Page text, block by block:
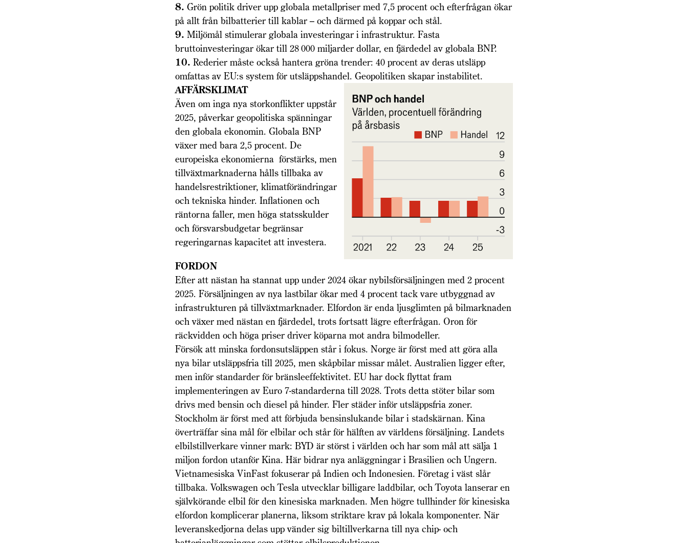
8. Grön politik driver upp globala metallpriser med 7,5 procent och efterfrågan ökar
på allt från bil­batterier till kablar – och därmed på koppar och stål.
9. Miljömål stimulerar globala investeringar i infrastruktur. Fasta
bruttoinvesteringar ökar till 28 000 miljarder dollar, en fjärdedel av globala BNP.
10. Rederier måste också hantera gröna trender: 40 procent av deras utsläpp
omfattas av EU:s system för utsläppshandel. Geopolitiken skapar instabilitet.
AFFÄRSKLIMAT
Även om inga nya storkonflikter uppstår
2025, påverkar geopolitiska spänningar
den globala ekonomin. Globala BNP
växer med bara 2,5 procent. De
europeiska ekonomierna förstärks, men
tillväxtmarknaderna hålls tillbaka av
handelsrestriktioner, klimatförändringar
och tekniska hinder. Inflationen och
räntorna faller, men höga statsskulder
och försvarsbudgetar begränsar
regeringarnas kapacitet att investera.
FORDON
Efter att nästan ha stannat upp under 2024 ökar nybilsförsäljningen med 2 procent
2025. Försäljningen av nya lastbilar ökar med 4 procent tack vare utbyggnad av
infrastrukturen på tillväxtmarknader. Elfordon är enda ljusglimten på bilmarknaden
och växer med nästan en fjärdedel, trots fortsatt lägre efterfrågan. Oron för
räckvidden och höga priser driver köparna mot andra bilmodeller.
Försök att minska fordonsutsläppen står i fokus. Norge är först med att göra alla
nya bilar utsläppsfria till 2025, men skåpbilar missar målet. Australien ligger efter,
men inför standarder för bränsleeffektivitet. EU har dock flyttat fram
implementeringen av Euro 7-standarderna till 2028. Trots detta stöter bilar som
drivs med bensin och diesel på hinder. Fler städer inför utsläppsfria zoner.
Stockholm är först med att förbjuda bensinslukande bilar i stadskärnan. Kina
överträffar sina mål för elbilar och står för hälften av världens försäljning. Landets
elbilstillverkare vinner mark: BYD är störst i världen och har som mål att sälja 1
miljon fordon utanför Kina. Här bidrar nya anläggningar i Brasilien och Ungern.
Vietnamesiska VinFast fokuserar på Indien och Indonesien. Företag i väst slår
tillbaka. Volks­wagen och Tesla utvecklar billigare laddbilar, och Toyota lanserar en
självkörande elbil för den kinesiska marknaden. Men högre tullhinder för kinesiska
elfordon komplicerar planerna, liksom striktare krav på lokala komponenter. När
leveranskedjorna delas upp vänder sig biltillverkarna till nya chip- och